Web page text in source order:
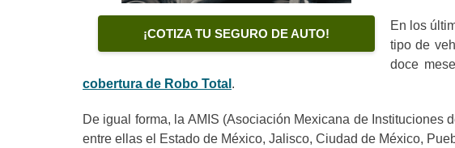
¡COTIZA TU SEGURO DE AUTO!
En los
tipo de
doce
cobertura de Robo Total .
De igual forma, la AMIS (Asociación Mexicana de
entre ellas el Estado de México, Jalisco, Ciudad de México,